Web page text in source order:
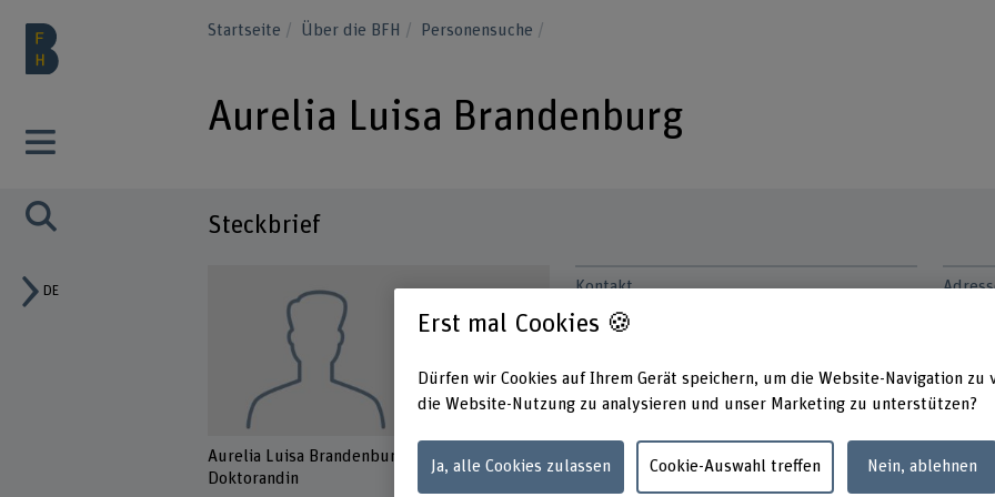
DE
Startseite Über die BFH Personensuche
Aurelia Luisa Brandenburg
Steckbrief
Aurelia Luisa Brandenburg
Doktorandin
Kontakt
+41 31 848 63 66
www.bfh.ch/de/aurelia-luisa-brandenburg
Links
3027
Erst mal Cookies 🍪
Dürfen wir Cookies auf Ihrem Gerät speichern, um die Website-Navigation zu
die Website-Nutzung zu analysieren und unser Marketing zu unterstützen?
Ja, alle Cookies zulassen Cookie-Auswahl treffen Nein, ablehnen